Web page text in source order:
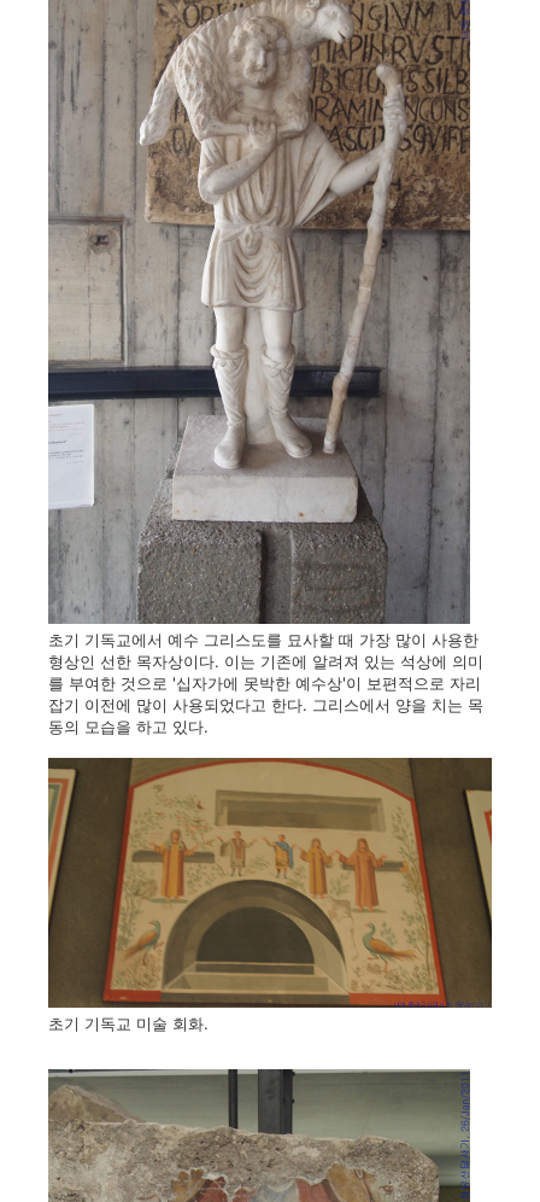
초기 기독교에서 예수 그리스도를 묘사할 때 가장 많이 사용한
형상인 선한 목자상이다. 이는 기존에 알려져 있는 석상에 의미
를 부여한 것으로 '십자가에 못박한 예수상'이 보편적으로 자리
잡기 이전에 많이 사용되었다고 한다. 그리스에서 양을 치는 목
동의 모습을 하고 있다.
초기 기독교 미술 회화.